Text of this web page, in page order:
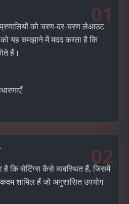
01
को चरण-दर-चरण लेआउट
यह समझाने में मदद करता है कि
हैं।
02
कि सेटिंग्स कैसे व्यवस्थित हैं, जिसमें
शामिल हैं जो अनुशासित उपयोग